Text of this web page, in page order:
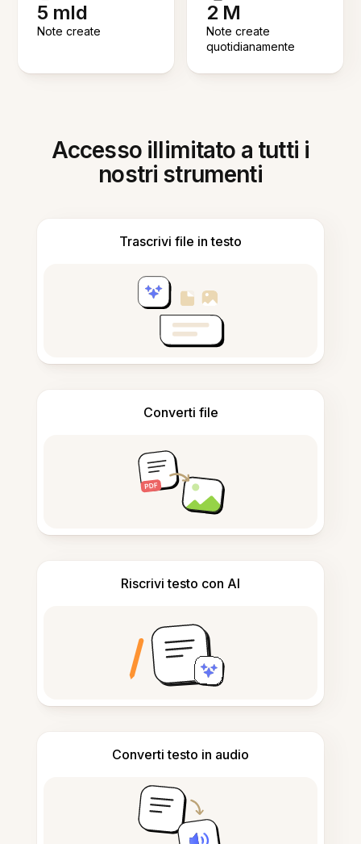
5 mld
Note create
2 M
Note create
quotidianamente
Accesso illimitato a tutti i
nostri strumenti
Trascrivi file in testo
Converti file
Riscrivi testo con AI
Converti testo in audio